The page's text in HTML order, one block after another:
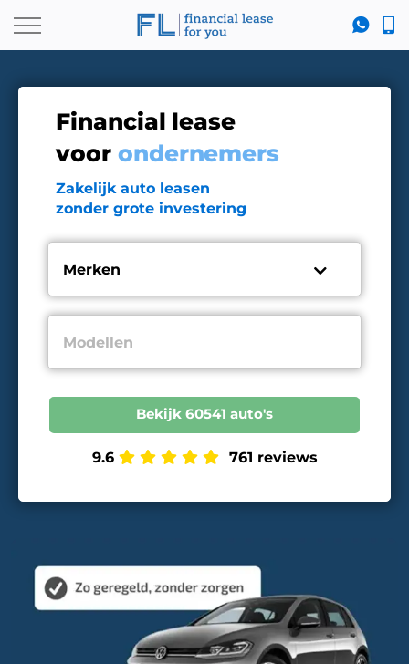
Financial lease
voor ondernemers
Zakelijk auto leasen
zonder grote investering
Merken
Modellen
Bekijk 60541 auto's
9.6 761 reviews